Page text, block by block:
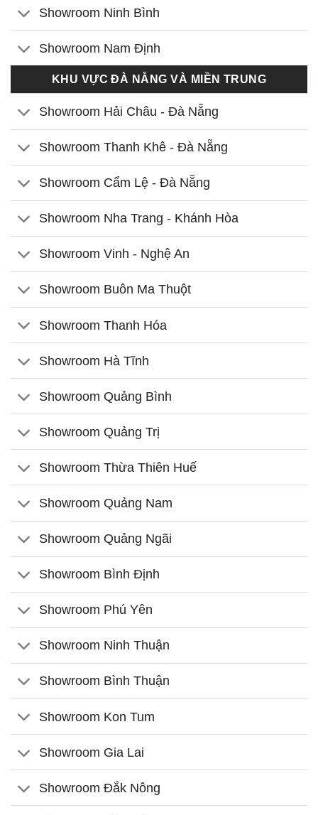
Showroom Ninh Bình
Showroom Nam Định
KHU VỰC ĐÀ NẴNG VÀ MIỀN TRUNG
Showroom Hải Châu - Đà Nẵng
Showroom Thanh Khê - Đà Nẵng
Showroom Cẩm Lệ - Đà Nẵng
Showroom Nha Trang - Khánh Hòa
Showroom Vinh - Nghệ An
Showroom Buôn Ma Thuột
Showroom Thanh Hóa
Showroom Hà Tĩnh
Showroom Quảng Bình
Showroom Quảng Trị
Showroom Thừa Thiên Huế
Showroom Quảng Nam
Showroom Quảng Ngãi
Showroom Bình Định
Showroom Phú Yên
Showroom Ninh Thuận
Showroom Bình Thuận
Showroom Kon Tum
Showroom Gia Lai
Showroom Đắk Nông